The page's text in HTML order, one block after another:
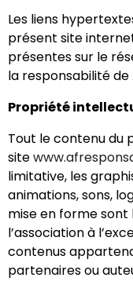
Les liens
présent site
présentes sur le
la responsabilité de
Propriété
Tout le contenu du
site
limitative, les
animations, sons,
mise en forme
l’association à
contenus
partenaires ou